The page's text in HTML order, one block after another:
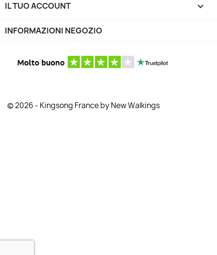
IL TUO ACCOUNT 
INFORMAZIONI NEGOZIO
© 2026 - Kingsong France by New Walkings